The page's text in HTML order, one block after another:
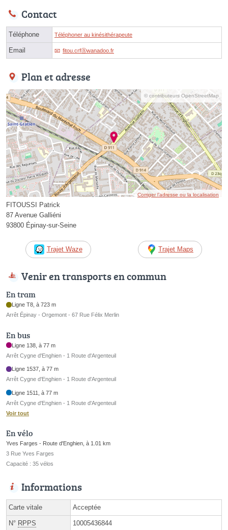
Contact
Téléphone Téléphoner au kinésithérapeute
Email fitou.crfⓐwanadoo.fr
Plan et adresse
© contributeurs OpenStreetMap
Corriger l’adresse ou la localisation
FITOUSSI Patrick
87 Avenue Galliéni
93800 Épinay-sur-Seine
Trajet Waze Trajet Maps
Venir en transports en commun
En tram
Ligne T8, à 723 m
Arrêt Épinay - Orgemont - 67 Rue Félix Merlin
En bus
Ligne 138, à 77 m
Arrêt Cygne d'Enghien - 1 Route d'Argenteuil
Ligne 1537, à 77 m
Arrêt Cygne d'Enghien - 1 Route d'Argenteuil
Ligne 1511, à 77 m
Arrêt Cygne d'Enghien - 1 Route d'Argenteuil
Voir tout
En vélo
Yves Farges - Route d'Enghien, à 1.01 km
3 Rue Yves Farges
Capacité : 35 vélos
Informations
Carte vitale Acceptée
N° RPPS 10005436844